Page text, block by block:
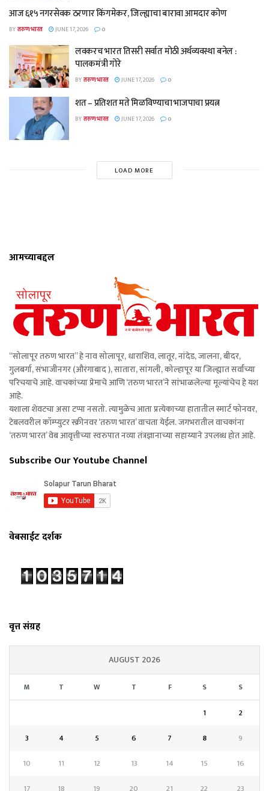
आज ६१५ नगरसेवक ठरणार किंगमेकर, जिल्ह्याचा बारावा आमदार कोण
BYतरुण भारत JUNE 17, 2026 0
लवकरच भारत तिसरी सर्वात मोठी अर्थव्यवस्था बनेल :
पालकमंत्री गोरे
BYतरुण भारत JUNE 17, 2026 0
शत – प्रतिशत मते मिळविण्याचा भाजपाचा प्रयत्न
BYतरुण भारत JUNE 17, 2026 0
LOAD MORE
आमच्याबद्दल
“सोलापूर तरुण भारत” हे नाव सोलापूर, धाराशिव, लातूर, नांदेड, जालना, बीदर,
गुलबर्गा, संभाजीनगर (औरंगाबाद ), सातारा, सांगली, कोल्हापूर या जिल्ह्यात सर्वांच्या
परिचयाचे आहे. वाचकांच्या प्रेमाचे आणि ‘तरुण भारत’ने सांभाळलेल्या मूल्यांचेच हे यश
आहे.
यशाला शेवटचा असा टप्पा नसतो. त्यामुळेच आता प्रत्येकाच्या हातातील स्मार्ट फोनवर,
टेबलवरील कॉम्प्युटर स्क्रीनवर ‘तरुण भारत’ वाचता येईल. जगभरातील वाचकांना
‘तरुण भारत’ वेब आवृत्तीच्या स्वरुपात नव्या तंत्रज्ञानाच्या सहाय्याने उपलब्ध होत आहे.
Subscribe Our Youtube Channel
वेबसाईट दर्शक
वृत्त संग्रह
AUGUST 2026
M T W T F S S
1
2
3
4 5 6 7 8
9
10
11 12 13 14 15
16
17
18 19 20 21 22 23